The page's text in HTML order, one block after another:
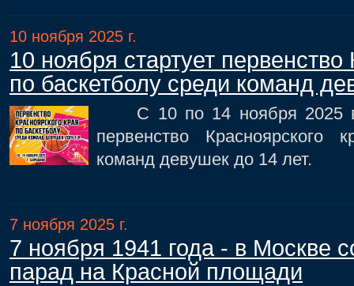
10 ноября 2025 г.
10 ноября стартует первенство
по баскетболу среди команд
С 10 по 14 ноября 2025 в
первенство Красноярского
команд девушек до 14 лет.
7 ноября 2025 г.
7 ноября 1941 года - в Москве
парад на Красной площади